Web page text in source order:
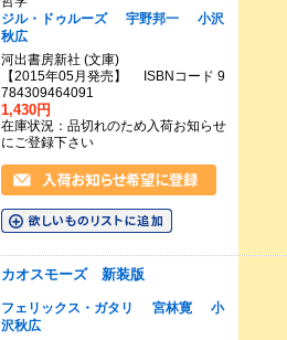
ジル・ドゥルーズ
宇野邦一
小沢
秋広
河出書房新社 (文庫)
【2015年05月発売】 ISBNコード 9
784309464091
1,430円
在庫状況：品切れのため入荷お知らせ
にご登録下さい
カオスモーズ 新装版
フェリックス・ガタリ 宮林寛
小
沢秋広